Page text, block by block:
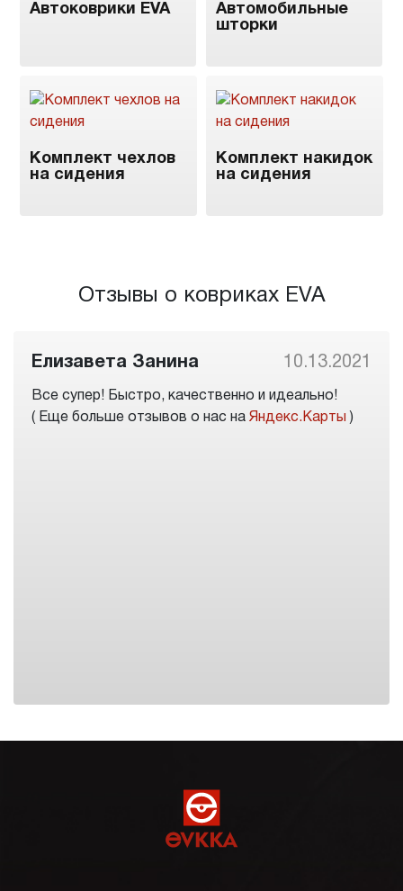
Автоковрики EVA
Автомобильные
шторки
Комплект чехлов
на сидения
Комплект накидок
на сидения
Отзывы о ковриках EVA
Елизавета Занина 10.13.2021
Все супер! Быстро, качественно и идеально!
( Еще больше отзывов о нас на Яндекс.Карты )